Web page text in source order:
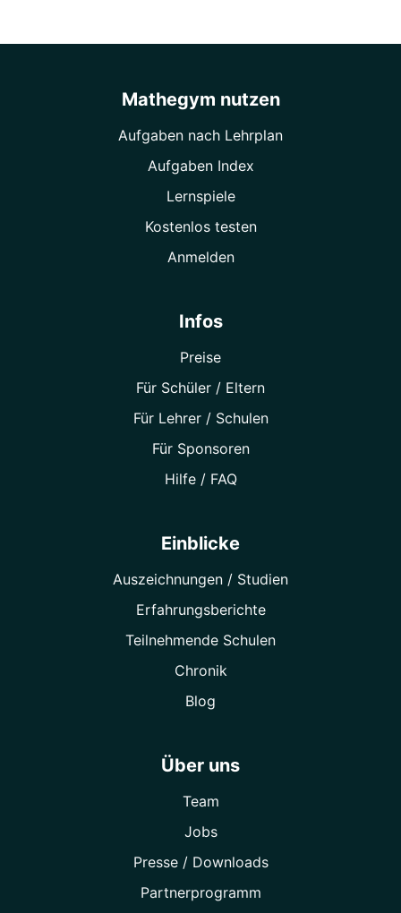
Mathegym nutzen
Aufgaben nach Lehrplan
Aufgaben Index
Lernspiele
Kostenlos testen
Anmelden
Infos
Preise
Für Schüler / Eltern
Für Lehrer / Schulen
Für Sponsoren
Hilfe / FAQ
Einblicke
Auszeichnungen / Studien
Erfahrungsberichte
Teilnehmende Schulen
Chronik
Blog
Über uns
Team
Jobs
Presse / Downloads
Partner­programm